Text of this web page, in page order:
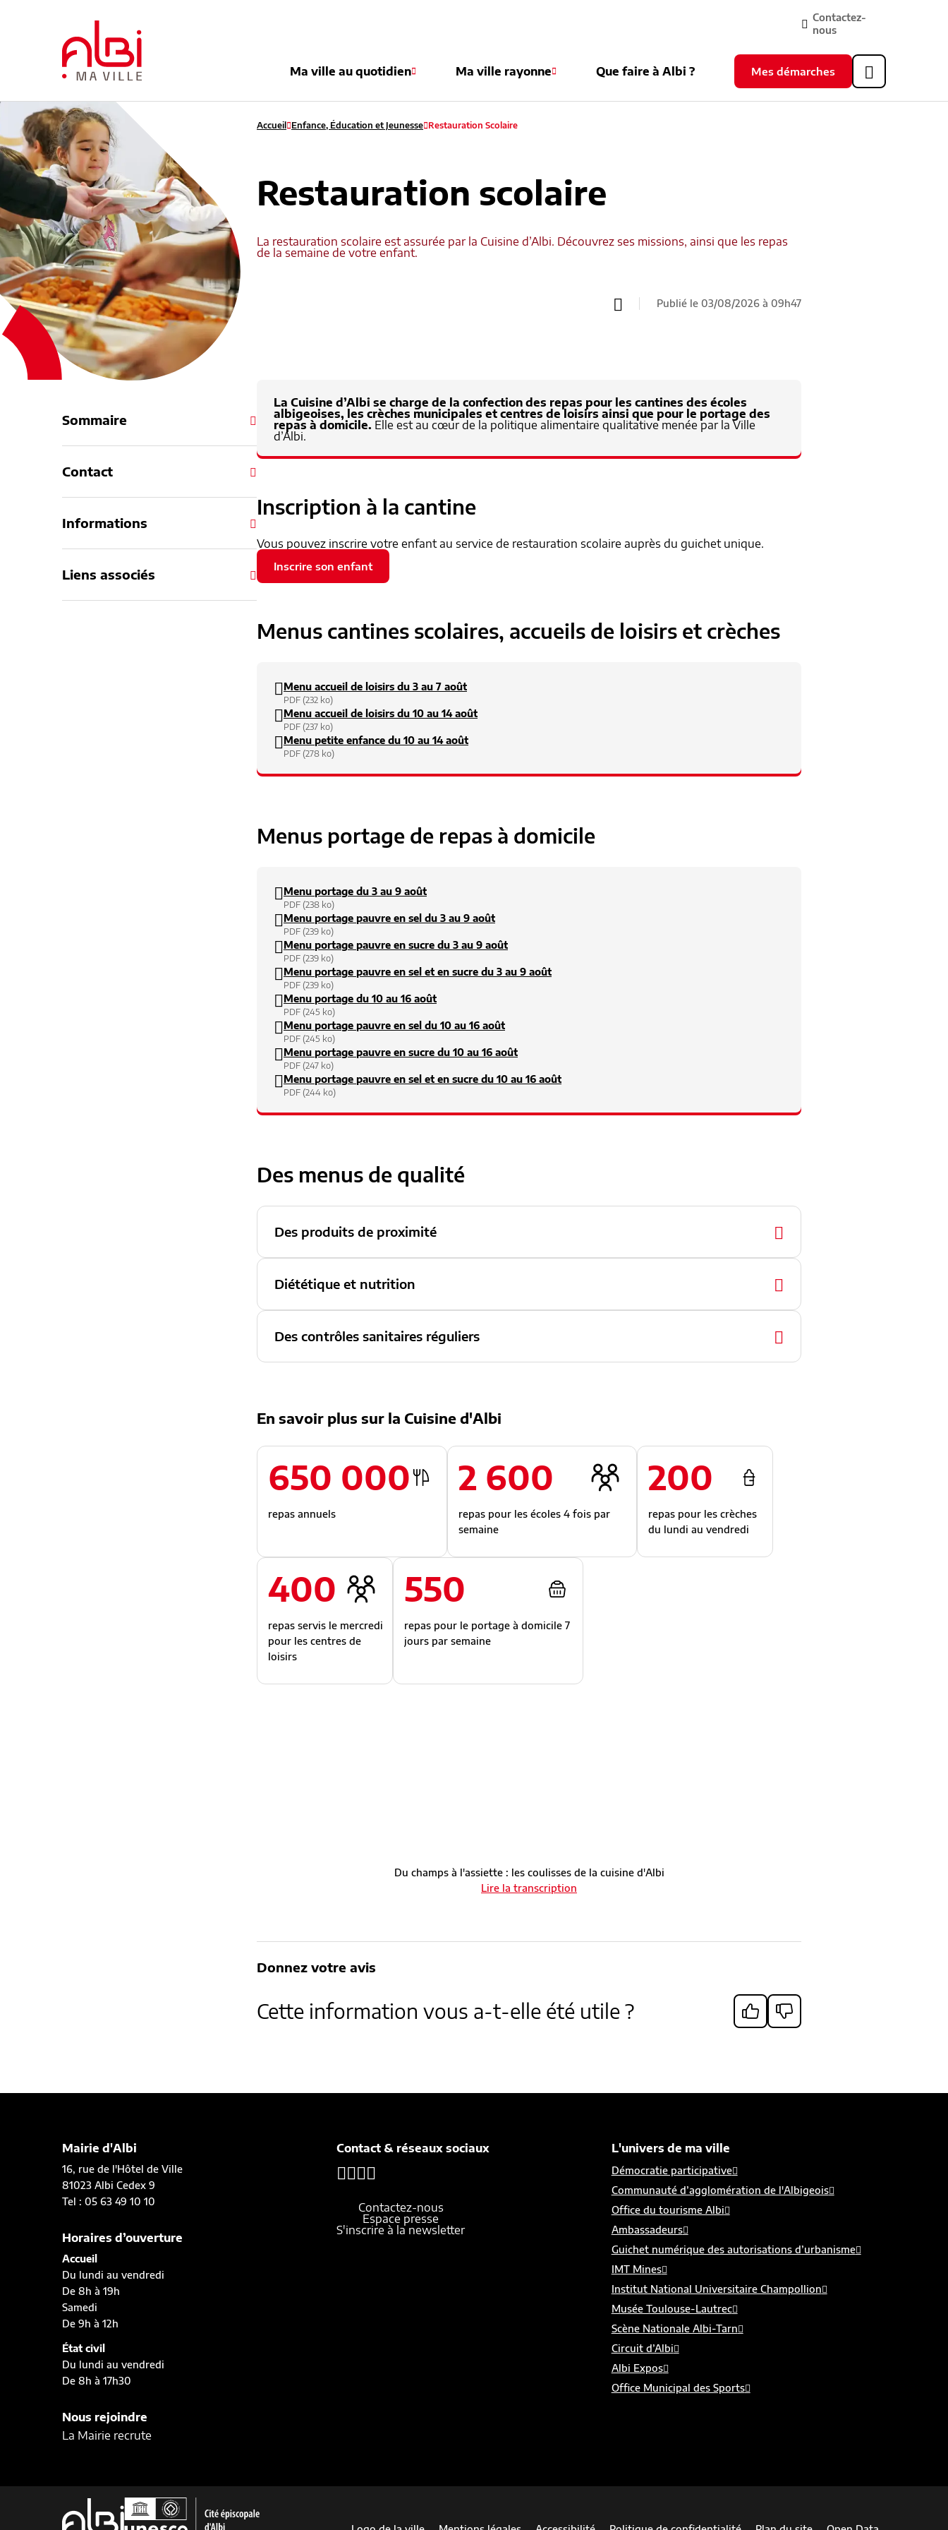
Contenu
Header
Contactez-
nous
Ma ville au quotidien Ma ville rayonne Que faire à Albi ? Mes démarches
Sommaire
Contact
Informations
Liens associés
Accueil Enfance, Éducation et Jeunesse Restauration Scolaire
Restauration scolaire
La restauration scolaire est assurée par la Cuisine d’Albi. Découvrez ses missions, ainsi que les repas
de la semaine de votre enfant.
Publié le 03/08/2026 à 09h47
La Cuisine d’Albi se charge de la confection des repas pour les cantines des écoles
albigeoises, les crèches municipales et centres de loisirs ainsi que pour le portage des
repas à domicile. Elle est au cœur de la politique alimentaire qualitative menée par la Ville
d’Albi.
Inscription à la cantine
Vous pouvez inscrire votre enfant au service de restauration scolaire auprès du guichet unique.
Inscrire son enfant
Menus cantines scolaires, accueils de loisirs et crèches
Menu accueil de loisirs du 3 au 7 août
PDF (232 ko)
Menu accueil de loisirs du 10 au 14 août
PDF (237 ko)
Menu petite enfance du 10 au 14 août
PDF (278 ko)
Menus portage de repas à domicile
Menu portage du 3 au 9 août
PDF (238 ko)
Menu portage pauvre en sel du 3 au 9 août
PDF (239 ko)
Menu portage pauvre en sucre du 3 au 9 août
PDF (239 ko)
Menu portage pauvre en sel et en sucre du 3 au 9 août
PDF (239 ko)
Menu portage du 10 au 16 août
PDF (245 ko)
Menu portage pauvre en sel du 10 au 16 août
PDF (245 ko)
Menu portage pauvre en sucre du 10 au 16 août
PDF (247 ko)
Menu portage pauvre en sel et en sucre du 10 au 16 août
PDF (244 ko)
Des menus de qualité
Des produits de proximité
Diététique et nutrition
Des contrôles sanitaires réguliers
En savoir plus sur la Cuisine d'Albi
650 000
repas annuels
2 600
repas pour les écoles 4 fois par
semaine
200
repas pour les crèches
du lundi au vendredi
400
repas servis le mercredi
pour les centres de
loisirs
550
repas pour le portage à domicile 7
jours par semaine
Du champs à l'assiette : les coulisses de la cuisine d'Albi
Lire la transcription
Donnez votre avis
Cette information vous a-t-elle été utile ?
Mairie d'Albi
16, rue de l'Hôtel de Ville
81023 Albi Cedex 9
Tel : 05 63 49 10 10
Horaires d’ouverture
Accueil
Du lundi au vendredi
De 8h à 19h
Samedi
De 9h à 12h
État civil
Du lundi au vendredi
De 8h à 17h30
Nous rejoindre
La Mairie recrute
Contact & réseaux sociaux
Contactez-nous
Espace presse
S'inscrire à la newsletter
L'univers de ma ville
Démocratie participative
Communauté d’agglomération de l'Albigeois
Office du tourisme Albi
Ambassadeurs
Guichet numérique des autorisations d’urbanisme
IMT Mines
Institut National Universitaire Champollion
Musée Toulouse-Lautrec
Scène Nationale Albi-Tarn
Circuit d’Albi
Albi Expos
Office Municipal des Sports